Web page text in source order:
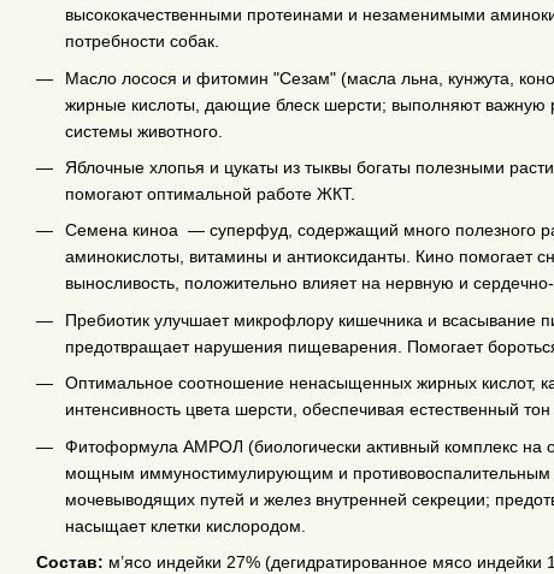
высококачественными протеинами и незаменимыми
потребности собак.
Масло лосося и фитомин "Сезам" (масла льна, кунжута,
жирные кислоты, дающие блеск шерсти; выполняют важную
системы животного.
Яблочные хлопья и цукаты из тыквы богаты полезными
помогают оптимальной работе ЖКТ.
Семена киноа — суперфуд, содержащий много полезного
аминокислоты, витамины и антиоксиданты. Кино помогает
выносливость, положительно влияет на нервную и
Пребиотик улучшает микрофлору кишечника и всасывание
предотвращает нарушения пищеварения. Помогает
Оптимальное соотношение ненасыщенных жирных кислот,
интенсивность цвета шерсти, обеспечивая естественный тон
Фитоформула АМРОЛ (биологически активный комплекс на
мощным иммуностимулирующим и противовоспалительным
мочевыводящих путей и желез внутренней секреции;
насыщает клетки кислородом.
Состав: м’ясо индейки 27% (дегидратированное мясо